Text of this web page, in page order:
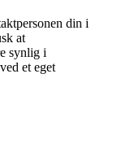
din i
at
synlig i
et eget